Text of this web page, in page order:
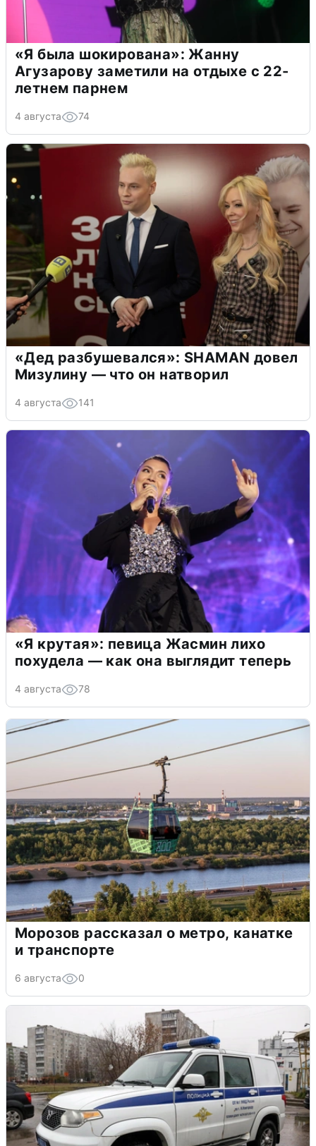
«Я была шокирована»: Жанну
Агузарову заметили на отдыхе с 22-
летнем парнем
4 августа 74
«Дед разбушевался»: SHAMAN довел
Мизулину — что он натворил
4 августа 141
«Я крутая»: певица Жасмин лихо
похудела — как она выглядит теперь
4 августа 78
Морозов рассказал о метро, канатке
и транспорте
6 августа 0